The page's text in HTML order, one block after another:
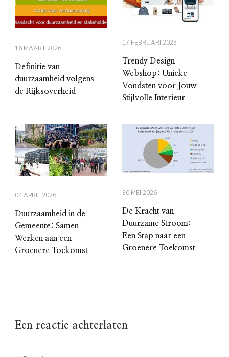
16 MAART 2026
Definitie van
duurzaamheid volgens
de Rijksoverheid
17 FEBRUARI 2025
Trendy Design
Webshop: Unieke
Vondsten voor Jouw
Stijlvolle Interieur
04 APRIL 2026
Duurzaamheid in de
Gemeente: Samen
Werken aan een
Groenere Toekomst
30 MEI 2026
De Kracht van
Duurzame Stroom:
Een Stap naar een
Groenere Toekomst
Een reactie achterlaten